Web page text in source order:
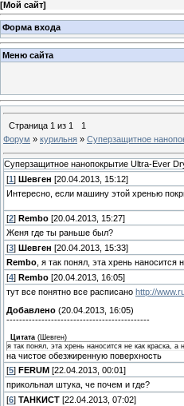
[Мой сайт]
Форма входа
Меню сайта
Страница 1 из 1
1
Форум » курильня » Суперзащитное
Суперзащитное нанопокрытие Ultra-Ever
[1 ] Шевген [20.04.2013, 15:12]
Интересно, если машину этой хренью
[2] Rembo [20.04.2013, 15:27]
Женя где ты раньше был?
[3] Шевген [20.04.2013, 15:33]
Rembo , я так понял, эта хрень
[4] Rembo [20.04.2013, 16:05]
тут все понятно все расписано http://
Добавлено (20.04.2013, 16:05)
---------------------------------------------
Цитата ( Шевген)
я так понял, эта хрень наносится не как краска,
на чистое обезжиренную поверхность
[5] FERUM [22.04.2013, 00:01]
прикольная штука, че почем и где?
[6] ТАНКИСТ [22.04.2013, 07:02]